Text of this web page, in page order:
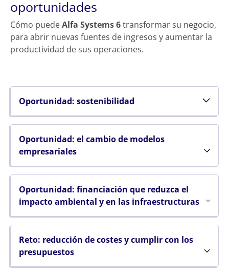
oportunidades
Cómo puedeAlfa Systems 6transformar su negocio,
para abrir nuevas fuentes de ingresos y aumentar la
productividad de sus operaciones.
Oportunidad: sostenibilidad
Oportunidad: el cambio de modelos
empresariales
Oportunidad: financiación que reduzca el
impacto ambiental y en las infraestructuras
Reto: reducción de costes y cumplir con los
presupuestos